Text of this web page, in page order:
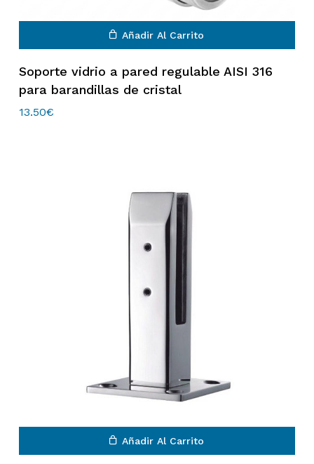
Añadir Al Carrito
Soporte vidrio a pared regulable AISI 316
para barandillas de cristal
13.50€
Añadir Al Carrito